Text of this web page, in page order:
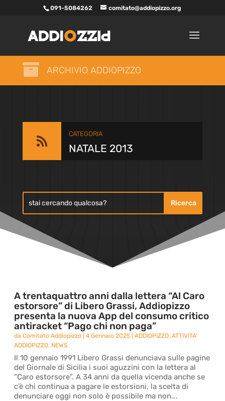
091-5084262 comitato@addiopizzo.org
 ARCHIVIO ADDIOPIZZO

CATEGORIA
NATALE 2013
A trentaquattro anni dalla lettera “Al Caro
estorsore” di Libero Grassi, Addiopizzo
presenta la nuova App del consumo critico
antiracket “Pago chi non paga”
daComitato Addiopizzo |4 Gennaio 2025 |ADDIOPIZZO,ATTIVITA'
ADDIOPIZZO, NEWS
Il 10 gennaio 1991 Libero Grassi denunciava sulle pagine
del Giornale di Sicilia i suoi aguzzini con la lettera al
“Caro estorsore”. A 34 anni da quella vicenda anche se
c’è chi continua a pagare le estorsioni, la scelta di
denunciare oggi non solo è possibile ma non...